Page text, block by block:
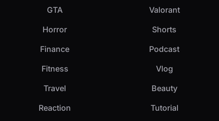
GTA
Valorant
Horror
Shorts
Finance
Podcast
Fitness
Vlog
Travel
Beauty
Reaction
Tutorial